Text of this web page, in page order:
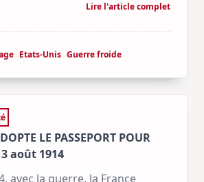
Lire l'article complet
Etats-Unis Guerre froide
LE PASSEPORT POUR
3 août 1914
avec la guerre, la France